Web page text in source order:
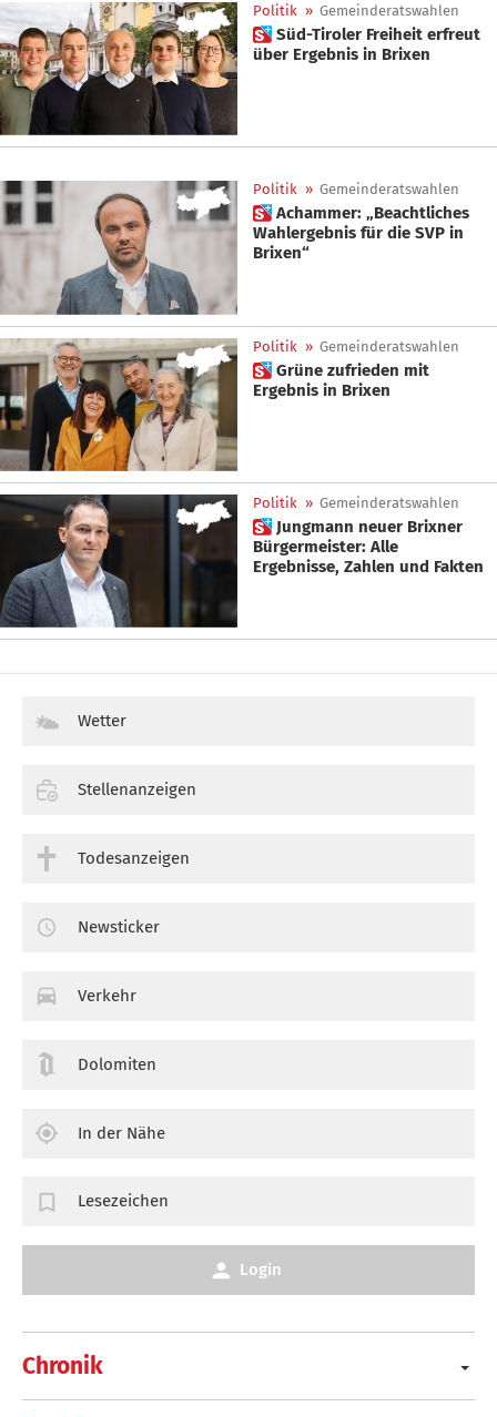
Politik » Gemeinderatswahlen
 Süd-Tiroler Freiheit erfreut
über Ergebnis in Brixen
Politik » Gemeinderatswahlen
 Achammer: „Beachtliches
Wahlergebnis für die SVP in
Brixen“
Politik » Gemeinderatswahlen
 Grüne zufrieden mit
Ergebnis in Brixen
Politik » Gemeinderatswahlen
 Jungmann neuer Brixner
Bürgermeister: Alle
Ergebnisse, Zahlen und Fakten
Chronik
Wetter
Stellenanzeigen
Todesanzeigen
Newsticker
Verkehr
Dolomiten
In der Nähe
Lesezeichen
Login